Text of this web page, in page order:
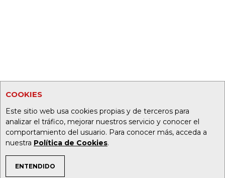
COOKIES
Este sitio web usa cookies propias y de terceros para
analizar el tráfico, mejorar nuestros servicio y conocer el
comportamiento del usuario. Para conocer más, acceda a
nuestra Política de Cookies.
ENTENDIDO
TEMAS DE INTERÉS